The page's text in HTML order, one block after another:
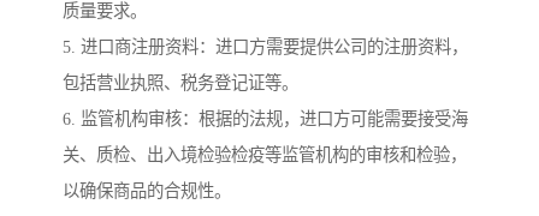
质量要求。
5. 进口商注册资料：进口方需要提供公司的注册资料，
包括营业执照、税务登记证等。
6. 监管机构审核：根据的法规，进口方可能需要接受海
关、质检、出入境检验检疫等监管机构的审核和检验，
以确保商品的合规性。